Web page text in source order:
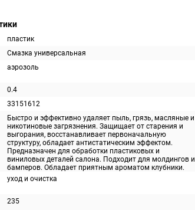
пластик
Смазка универсальная
аэрозоль
0.4
33151612
Быстро и эффективно удаляет пыль, грязь, масляные и
никотиновые загрязнения. Защищает от старения и
выгорания, восстанавливает первоначальную
структуру, обладает антистатическим эффектом.
Предназначен для обработки пластиковых и
виниловых деталей салона. Подходит для молдингов и
бамперов. Обладает приятным ароматом клубники.
уход и очистка
235